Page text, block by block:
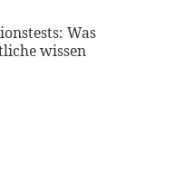
Was
wissen